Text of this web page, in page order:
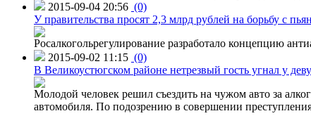
2015-09-04 20:56 (0)
У правительства просят 2,3 млрд рублей на борьбу с
Росалкогольрегулирование разработало концепцию
2015-09-02 11:15 (0)
В Великоустюгском районе нетрезвый гость угнал у
Молодой человек решил съездить на чужом авто за
автомобиля. По подозрению в совершении